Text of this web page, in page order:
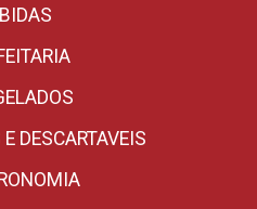
DESCARTAVEIS